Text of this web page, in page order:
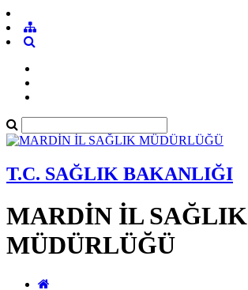
T.C. SAĞLIK BAKANLIĞI
MARDİN İL SAĞLIK
MÜDÜRLÜĞÜ